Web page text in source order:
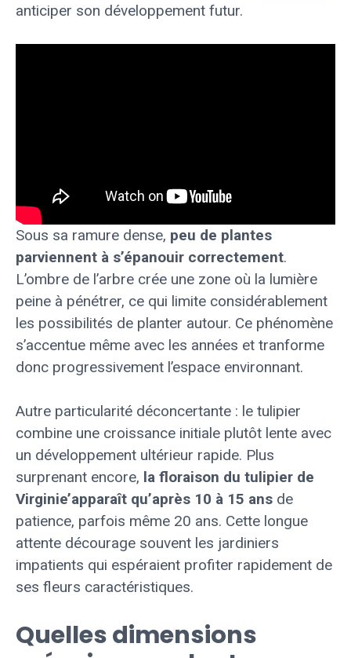
anticiper son développement futur.
Sous sa ramure dense, peu de plantes
parviennent à s’épanouir correctement.
L’ombre de l’arbre crée une zone où la lumière
peine à pénétrer, ce qui limite considérablement
les possibilités de planter autour. Ce phénomène
s’accentue même avec les années et tranforme
donc progressivement l’espace environnant.
Autre particularité déconcertante : le tulipier
combine une croissance initiale plutôt lente avec
un développement ultérieur rapide. Plus
surprenant encore, la floraison du tulipier de
Virginie’apparaît qu’après 10 à 15 ans de
patience, parfois même 20 ans. Cette longue
attente décourage souvent les jardiniers
impatients qui espéraient profiter rapidement de
ses fleurs caractéristiques.
Quelles dimensions